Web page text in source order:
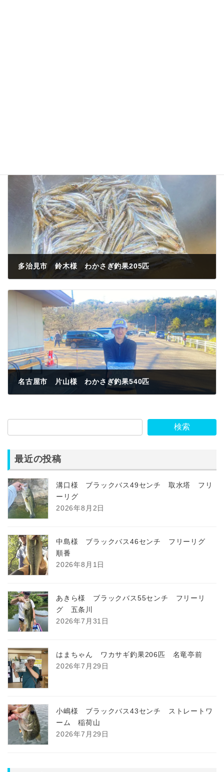
多治見市 鈴木様 わかさぎ釣果205匹
名古屋市 片山様 わかさぎ釣果540匹
検索
最近の投稿
溝口様 ブラックバス49センチ 取水塔 フリ
ーリグ
2026年8月2日
中島様 ブラックバス46センチ フリーリグ
順番
2026年8月1日
あきら様 ブラックバス55センチ フリーリ
グ 五条川
2026年7月31日
はまちゃん ワカサギ釣果206匹 名竜亭前
2026年7月29日
小嶋様 ブラックバス43センチ ストレートワ
ーム 稲荷山
2026年7月29日